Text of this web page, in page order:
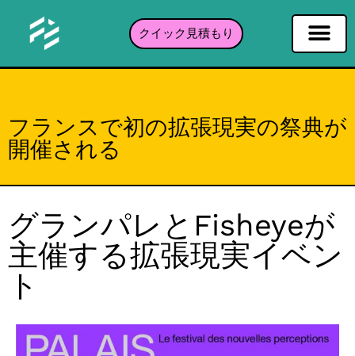
クイック見積もり
フランスで初の拡張現実の祭典が
開催される
グランパレとFisheyeが
主催する拡張現実イベン
ト